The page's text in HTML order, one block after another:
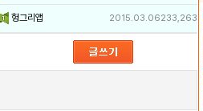
헝그리앱 2015.03.06233,263